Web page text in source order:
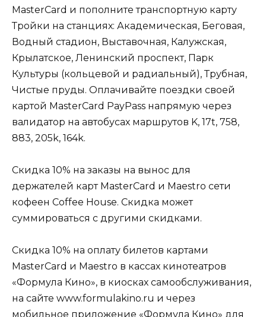
MasterCard и пополните транспортную карту
Тройки на станциях: Академическая, Беговая,
Водный стадион, Выставочная, Калужская,
Крылатское, Ленинский проспект, Парк
Культуры (кольцевой и радиальный), Трубная,
Чистые пруды. Оплачивайте поездки своей
картой MasterCard PayPass напрямую через
валидатор на автобусах маршрутов K, 17t, 758,
883, 205k, 164k.
Скидка 10% на заказы на вынос для
держателей карт MasterCard и Maestro сети
кофеен Coffee House. Скидка может
суммироваться с другими скидками.
Скидка 10% на оплату билетов картами
MasterCard и Maestro в кассах кинотеатров
«Формула Кино», в киосках самообслуживания,
на сайте www.formulakino.ru и через
мобильное приложение «Формула Кино» для